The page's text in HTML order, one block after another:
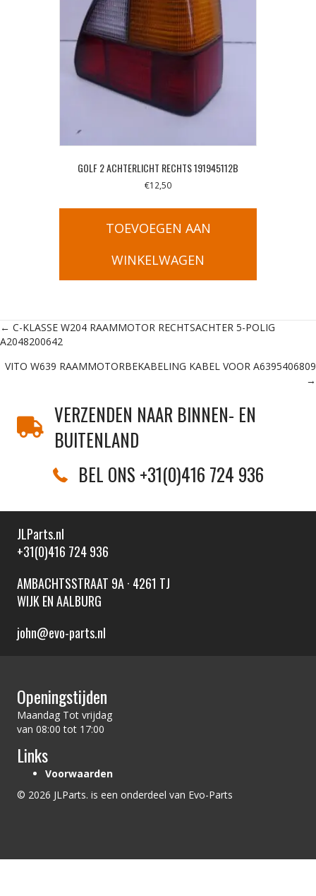
GOLF 2 ACHTERLICHT RECHTS 191945112B
€12,50
TOEVOEGEN AAN
WINKELWAGEN
Posts
navigation
← C-KLASSE W204 RAAMMOTOR RECHTSACHTER 5-POLIG
A2048200642
VITO W639 RAAMMOTORBEKABELING KABEL VOOR A6395406809
→
VERZENDEN NAAR BINNEN- EN
BUITENLAND
BEL ONS +31(0)416 724 936
JLParts.nl
+31(0)416 724 936
AMBACHTSSTRAAT 9A · 4261 TJ
WIJK EN AALBURG
john@evo-parts.nl
Openingstijden
Maandag Tot vrijdag
van 08:00 tot 17:00
Links
Voorwaarden
© 2026 JLParts. is een onderdeel van Evo-Parts